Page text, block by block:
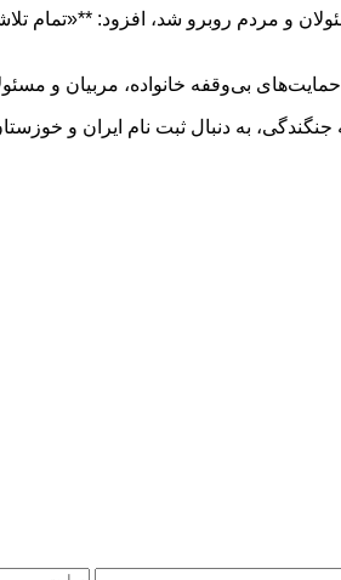
و مردم روبرو شد، افزود: **«تمام
بی‌وقفه خانواده، مربیان و
جنگندگی، به دنبال ثبت نام ایران و